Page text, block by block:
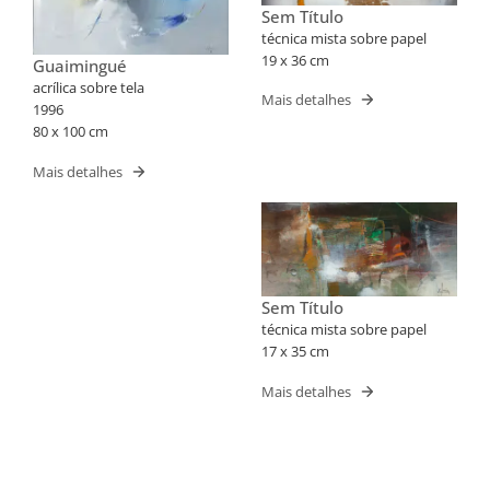
Guaimingué
acrílica sobre tela
1996
80 x 100 cm
Mais detalhes
Sem Título
técnica mista sobre papel
19 x 36 cm
Mais detalhes
Sem Título
técnica mista sobre papel
17 x 35 cm
Mais detalhes